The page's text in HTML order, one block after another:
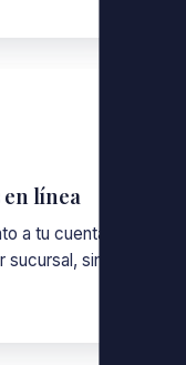
en línea
a tu cuenta
sin